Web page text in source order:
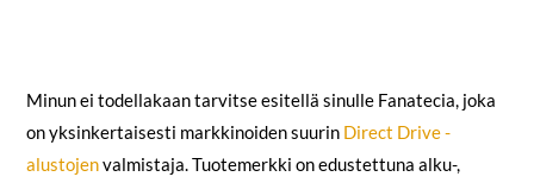
Minun ei todellakaan tarvitse esitellä sinulle Fanatecia, joka
on yksinkertaisesti markkinoiden suurin Direct Drive -
alustojenvalmistaja. Tuotemerkki on edustettuna alku-,